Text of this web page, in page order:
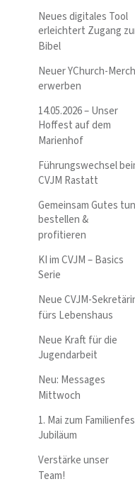
Neues digitales Tool
erleichtert Zugang
Bibel
Neuer YChurch-
erwerben
14.05.2026 – Unser
Hoffest auf dem
Marienhof
Führungswechsel
CVJM Rastatt
Gemeinsam Gutes
bestellen &
profitieren
KI im CVJM – Basics
Serie
Neue CVJM-
fürs Lebenshaus
Neue Kraft für die
Jugendarbeit
Neu: Messages
Mittwoch
1. Mai zum
Jubiläum
Verstärke unser
Team!